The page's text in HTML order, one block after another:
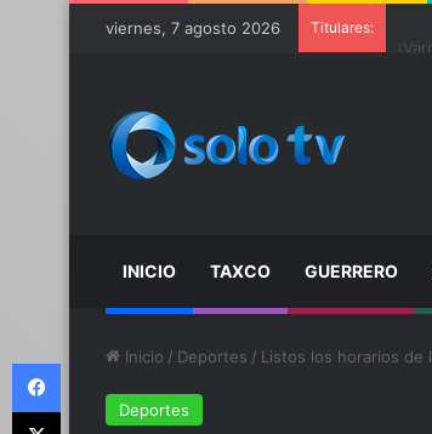
viernes, 7 agosto 2026 Titulares:
INICIO TAXCO GUERRERO
Inicio / Deportes / Listos los horarios de
Deportes
Facebook
X